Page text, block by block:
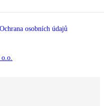
Ochrana osobních údajů
o.o.